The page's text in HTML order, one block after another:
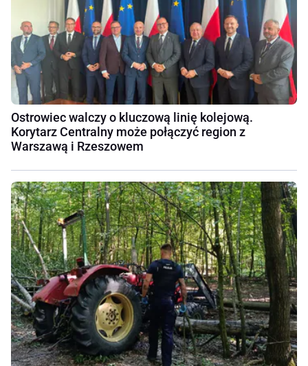
Ostrowiec walczy o kluczową linię kolejową.
Korytarz Centralny może połączyć region z
Warszawą i Rzeszowem